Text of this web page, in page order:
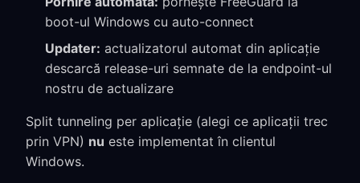
boot-ul Windows cu auto-connect
Updater: actualizatorul automat din aplicație
descarcă release-uri semnate de la endpoint-ul
nostru de actualizare
Split tunneling per aplicație (alegi ce aplicații trec
prin VPN) nu este implementat în clientul
Windows.